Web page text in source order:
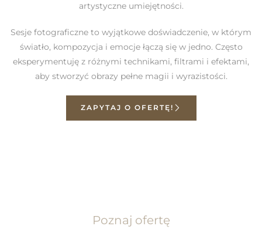
artystyczne umiejętności.
Sesje fotograficzne to wyjątkowe doświadczenie, w którym
światło, kompozycja i emocje łączą się w jedno. Często
eksperymentuję z różnymi technikami, filtrami i efektami,
aby stworzyć obrazy pełne magii i wyrazistości.
ZAPYTAJ O OFERTĘ!
Poznaj ofertę